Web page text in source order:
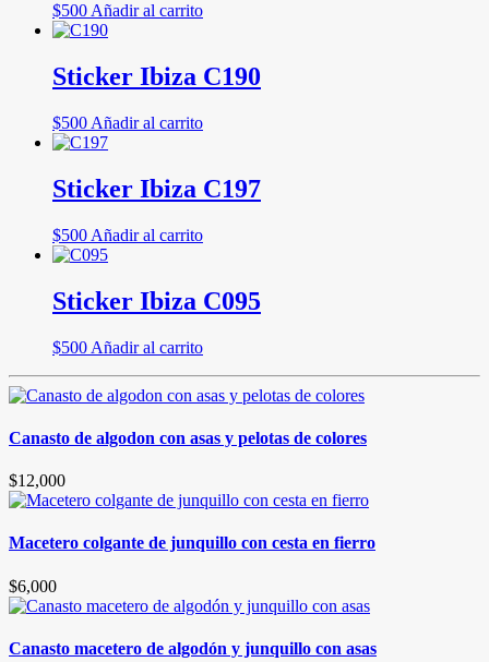
$500 Añadir al carrito
Sticker Ibiza C190
$500 Añadir al carrito
Sticker Ibiza C197
$500 Añadir al carrito
Sticker Ibiza C095
$500 Añadir al carrito
Canasto de algodon con asas y pelotas de colores
$12,000
Macetero colgante de junquillo con cesta en fierro
$6,000
Canasto macetero de algodón y junquillo con asas